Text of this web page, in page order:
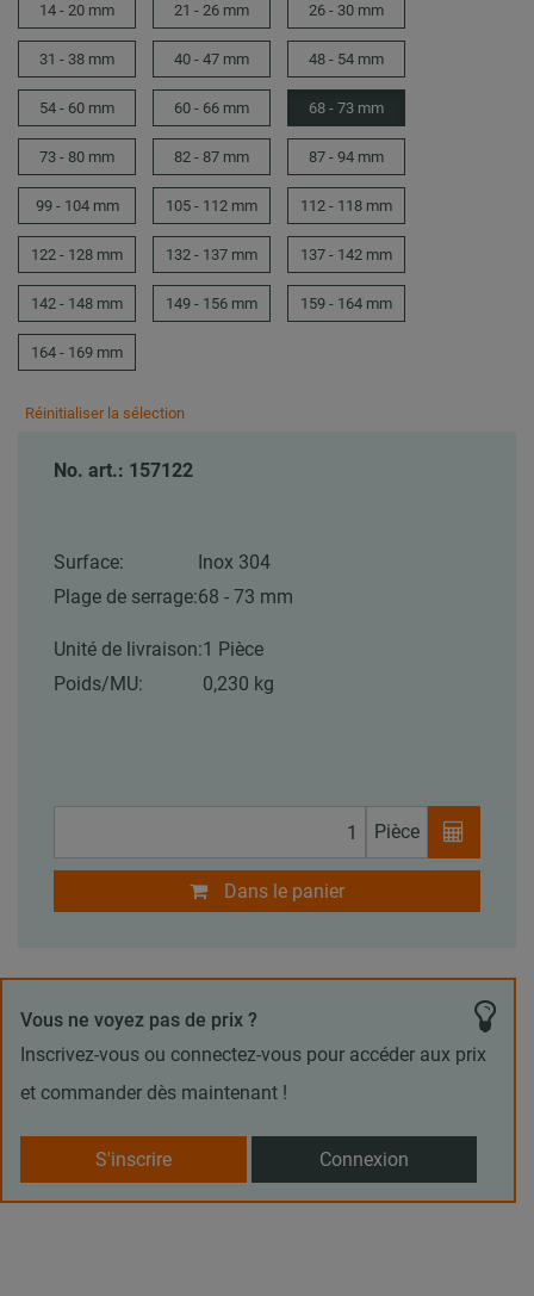
14 - 20 mm 21 - 26 mm 26 - 30 mm
31 - 38 mm 40 - 47 mm 48 - 54 mm
54 - 60 mm 60 - 66 mm 68 - 73 mm
73 - 80 mm 82 - 87 mm 87 - 94 mm
99 - 104 mm 105 - 112 mm 112 - 118 mm
122 - 128 mm 132 - 137 mm 137 - 142 mm
142 - 148 mm 149 - 156 mm 159 - 164 mm
164 - 169 mm
Réinitialiser la sélection
No. art.: 157122
Surface:
Inox 304
Plage de serrage:68 - 73 mm
Unité de livraison:1 Pièce
Poids/MU:
0,230 kg
Pièce
Dans le panier
Vous ne voyez pas de prix ?
Inscrivez-vous ou connectez-vous pour accéder aux prix
et commander dès maintenant !
S'inscrire Connexion